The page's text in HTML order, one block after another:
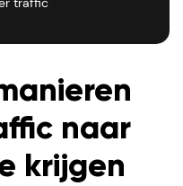
naar
krijgen